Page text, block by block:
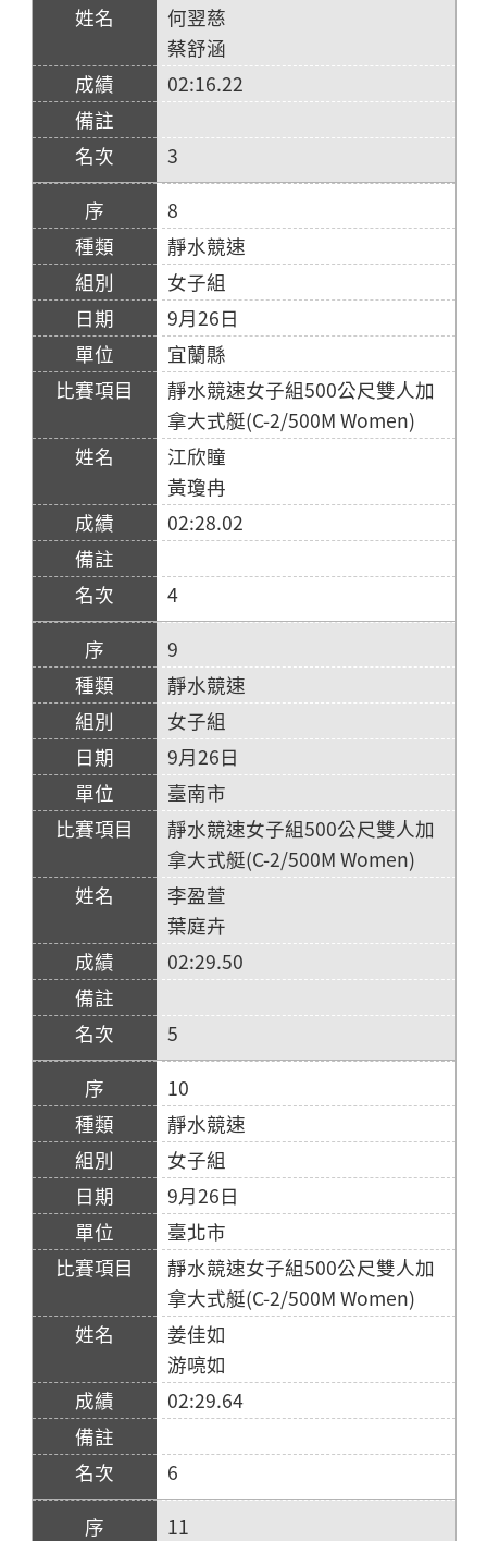
何翌慈
蔡舒涵
02:16.22
3
8
靜水競速
女子組
9月26日
宜蘭縣
靜水競速女子組500公尺雙人加
拿大式艇(C-2/500M Women)
江欣瞳
黃瓊冉
02:28.02
4
9
靜水競速
女子組
9月26日
臺南市
靜水競速女子組500公尺雙人加
拿大式艇(C-2/500M Women)
李盈萱
葉庭卉
02:29.50
5
10
靜水競速
女子組
9月26日
臺北市
靜水競速女子組500公尺雙人加
拿大式艇(C-2/500M Women)
姜佳如
游喨如
02:29.64
6
11